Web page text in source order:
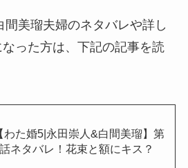
美瑠夫婦のネタバレや詳し
った方は、下記の記事を読
わた婚5|永田崇人&白間美瑠】第
ネタバレ！花束と額にキス？